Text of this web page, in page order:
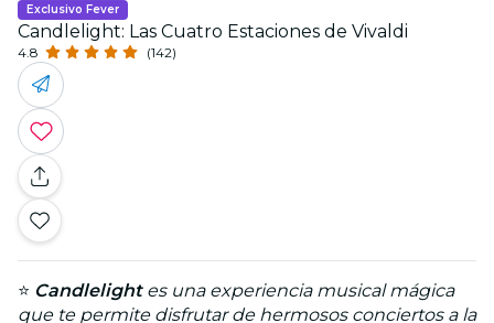
Exclusivo Fever
Candlelight: Las Cuatro Estaciones de Vivaldi
4.8 (142)
⭐ Candlelightes una experiencia musical mágica
que te permite disfrutar de hermosos conciertos a la